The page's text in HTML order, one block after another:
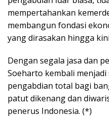
mempertahankan
membangun fondasi
yang dirasakan hingga
Dengan segala jasa dan
Soeharto kembali
pengabdian total bagi
patut dikenang dan
penerus Indonesia. (*)